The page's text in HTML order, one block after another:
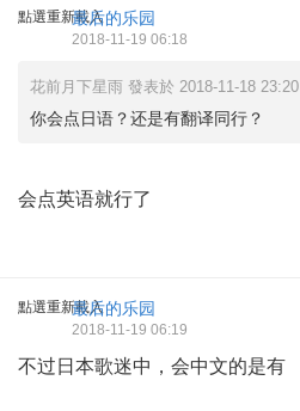
點選重新載入最后的乐园
2018-11-19 06:18
花前月下星雨 發表於 2018-11-18 23:20
你会点日语？还是有翻译同行？
会点英语就行了
點選重新載入最后的乐园
2018-11-19 06:19
不过日本歌迷中，会中文的是有